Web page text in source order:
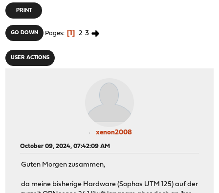
PRINT
GO DOWN Pages 1 2 3
USER ACTIONS
xenon2008
October 09, 2024, 07:42:09 AM
Guten Morgen zusammen,
da meine bisherige Hardware (Sophos UTM 125) auf der